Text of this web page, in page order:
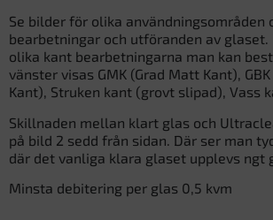
Se bilder för olika användningsområden
bearbetningar och utföranden av glaset.
olika kant bearbetningarna man kan
vänster visas GMK (Grad Matt Kant),
Kant), Struken kant (grovt slipad), Vass
Skillnaden mellan klart glas och
på bild 2 sedd från sidan. Där ser man
där det vanliga klara glaset upplevs ngt
Minsta debitering per glas 0,5 kvm